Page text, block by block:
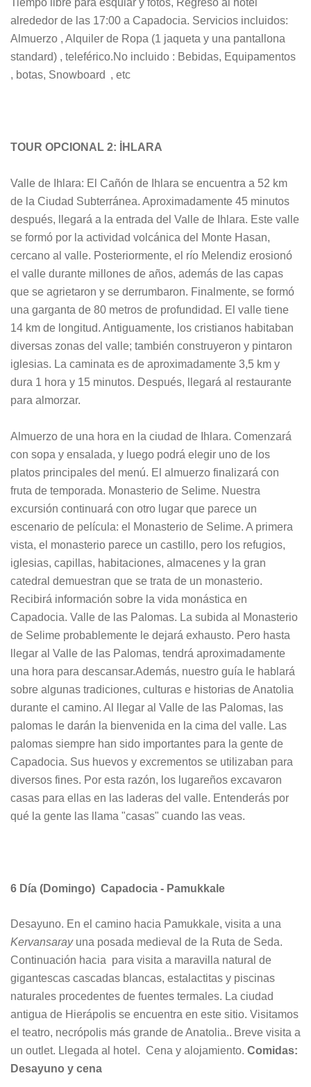
Tiempo libre para esquiar y fotos, Regreso al hotel
alrededor de las 17:00 a Capadocia. Servicios incluidos:
Almuerzo , Alquiler de Ropa (1 jaqueta y una pantallona
standard) , teleférico.No incluido : Bebidas, Equipamentos
, botas, Snowboard , etc
TOUR OPCIONAL 2: İHLARA
Valle de Ihlara: El Cañón de Ihlara se encuentra a 52 km
de la Ciudad Subterránea. Aproximadamente 45 minutos
después, llegará a la entrada del Valle de Ihlara. Este valle
se formó por la actividad volcánica del Monte Hasan,
cercano al valle. Posteriormente, el río Melendiz erosionó
el valle durante millones de años, además de las capas
que se agrietaron y se derrumbaron. Finalmente, se formó
una garganta de 80 metros de profundidad. El valle tiene
14 km de longitud. Antiguamente, los cristianos habitaban
diversas zonas del valle; también construyeron y pintaron
iglesias. La caminata es de aproximadamente 3,5 km y
dura 1 hora y 15 minutos. Después, llegará al restaurante
para almorzar.
Almuerzo de una hora en la ciudad de Ihlara. Comenzará
con sopa y ensalada, y luego podrá elegir uno de los
platos principales del menú. El almuerzo finalizará con
fruta de temporada. Monasterio de Selime. Nuestra
excursión continuará con otro lugar que parece un
escenario de película: el Monasterio de Selime. A primera
vista, el monasterio parece un castillo, pero los refugios,
iglesias, capillas, habitaciones, almacenes y la gran
catedral demuestran que se trata de un monasterio.
Recibirá información sobre la vida monástica en
Capadocia. Valle de las Palomas. La subida al Monasterio
de Selime probablemente le dejará exhausto. Pero hasta
llegar al Valle de las Palomas, tendrá aproximadamente
una hora para descansar.Además, nuestro guía le hablará
sobre algunas tradiciones, culturas e historias de Anatolia
durante el camino. Al llegar al Valle de las Palomas, las
palomas le darán la bienvenida en la cima del valle. Las
palomas siempre han sido importantes para la gente de
Capadocia. Sus huevos y excrementos se utilizaban para
diversos fines. Por esta razón, los lugareños excavaron
casas para ellas en las laderas del valle. Entenderás por
qué la gente las llama "casas" cuando las veas.
6 Día (Domingo) Capadocia - Pamukkale
Desayuno. En el camino hacia Pamukkale, visita a una
Kervansaray una posada medieval de la Ruta de Seda.
Continuación hacia para visita a maravilla natural de
gigantescas cascadas blancas, estalactitas y piscinas
naturales procedentes de fuentes termales. La ciudad
antigua de Hierápolis se encuentra en este sitio. Visitamos
el teatro, necrópolis más grande de Anatolia.. Breve visita a
un outlet. Llegada al hotel. Cena y alojamiento. Comidas:
Desayuno y cena